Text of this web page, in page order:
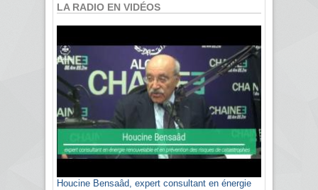
LA RADIO EN VIDÉOS
Houcine Bensaâd, expert consultant en énergie